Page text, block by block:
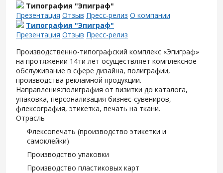
Типография "Эпиграф"
Презентация Отзыв Пресс-релиз О компании
Типография "Эпиграф"
Презентация Отзыв Пресс-релиз
Производственно-типографский комплекс «Эпиграф»
на протяжении 14ти лет осуществляет комплексное
обслуживание в сфере дизайна, полиграфии,
производства рекламной продукции.
Направления:полиграфия от визитки до каталога,
упаковка, персонализация бизнес-сувениров,
флексография, этикетка, печать на ткани.
Отрасль
Флексопечать (производство этикетки и
самоклейки)
Производство упаковки
Производство пластиковых карт